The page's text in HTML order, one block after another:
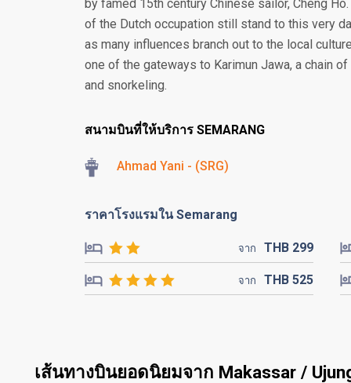
by famed 15th century Chinese sailor, Cheng
of the Dutch occupation still stand to this very
as many influences branch out to the local
one of the gateways to Karimun Jawa, a chain
and snorkeling.
สนามบินที่ให้บริการ SEMARANG
Ahmad Yani - (SRG)
ราคาโรงแรมใน Semarang
จาก THB 299
จาก THB 525
เส้นทางบินยอดนิยมจาก Makassar /